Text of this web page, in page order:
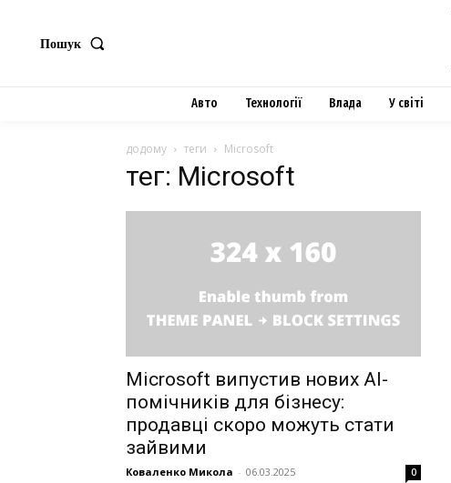
Пошук
Авто Технології Влада У світі
додому теги Microsoft
тег: Microsoft
Microsoft випустив нових AI-
помічників для бізнесу:
продавці скоро можуть стати
зайвими
Коваленко Микола - 06.03.2025 0